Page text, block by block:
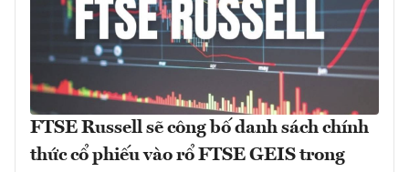
FTSE Russell sẽ công bố danh sách chính
thức cổ phiếu vào rổ FTSE GEIS trong